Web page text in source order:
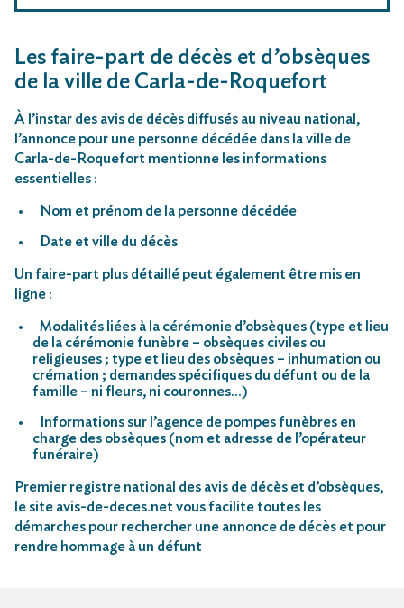
Les faire-part de décès et d’obsèques
de la ville de Carla-de-Roquefort
À l’instar des avis de décès diffusés au niveau national,
l’annonce pour une personne décédée dans la ville de
Carla-de-Roquefort mentionne les informations
essentielles :
Nom et prénom de la personne décédée
Date et ville du décès
Un faire-part plus détaillé peut également être mis en
ligne :
Modalités liées à la cérémonie d’obsèques (type et lieu
de la cérémonie funèbre – obsèques civiles ou
religieuses ; type et lieu des obsèques – inhumation ou
crémation ; demandes spécifiques du défunt ou de la
famille – ni fleurs, ni couronnes…)
Informations sur l’agence de pompes funèbres en
charge des obsèques (nom et adresse de l’opérateur
funéraire)
Premier registre national des avis de décès et d’obsèques,
le site avis-de-deces.net vous facilite toutes les
démarches pour rechercher une annonce de décès et pour
rendre hommage à un défunt